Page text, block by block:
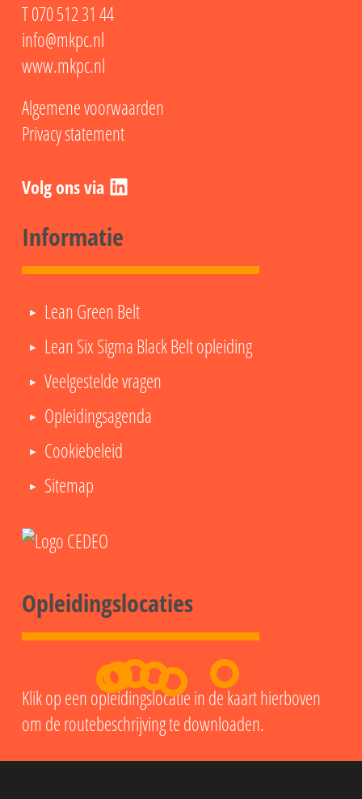
T070 512 31 44
info@mkpc.nl
www.mkpc.nl
Algemene voorwaarden
Privacy statement
Informatie
Lean Green Belt
Lean Six Sigma Black Belt opleiding
Veelgestelde vragen
Opleidingsagenda
Cookiebeleid
Sitemap
Opleidingslocaties
Klik op een opleidingslocatie in de kaart hierboven
om de routebeschrijving te downloaden.